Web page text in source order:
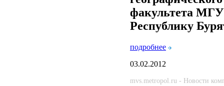
факультета
Республику
подробнее
03.02.2012
mvs.metropol.ru - Новости